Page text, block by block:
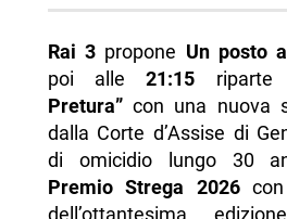
Rai 3 propone Un posto
poi alle21:15 riparte
Pretura”con una nuova
dalla Corte d’Assise di
di omicidio lungo 30
Premio Strega 2026con
dell’ottantesima